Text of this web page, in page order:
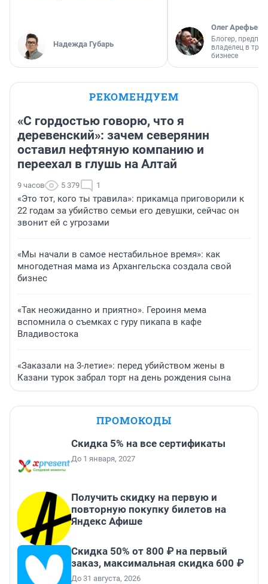
Надежда Губарь
Олег Арефьев
Блогер,
владелец в
бизнесе
РЕКОМЕНДУЕМ
«С гордостью говорю, что я
деревенский»: зачем северянин
оставил нефтяную компанию и
переехал в глушь на Алтай
9 часов 5 379 1
«Это тот, кого ты травила»: прикамца приговорили к
22 годам за убийство семьи его девушки, сейчас он
звонит ей с угрозами
«Мы начали в самое нестабильное время»: как
многодетная мама из Архангельска создала свой
бизнес
«Так неожиданно и приятно». Героиня мема
вспомнила о съемках с гуру пикапа в кафе
Владивостока
«Заказали на 3-летие»: перед убийством жены в
Казани турок забрал торт на день рождения сына
ПРОМОКОДЫ
Скидка 5% на все сертификаты
До 1 января, 2027
Получить скидку на первую и
повторную покупку билетов на
Яндекс Афише
Скидка 50% от 800 ₽ на первый
заказ, максимальная скидка 600 ₽
До 31 августа, 2026